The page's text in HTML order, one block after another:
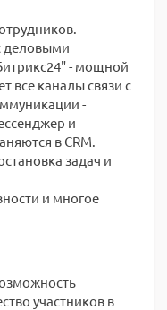
деловыми
- мощной
все каналы связи с
-
и
в CRM.
задач и
и многое
участников в